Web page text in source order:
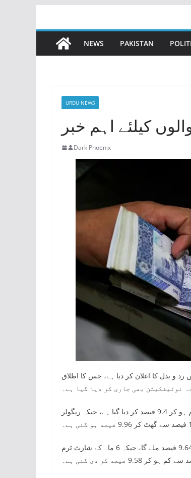
content
NEWS PAKISTAN
URDU NEWS
کیلئے اہم خبر
Dark Phoenix
و بدل کا اعلان کر دیا ہے، جس کا اطلاق
نوٹیفکیشن کے مطابق سپیشل سیونگز سرٹیفکیٹ پر سالانہ منافع 9.6 فیصد سے کم ہو کر 9.4 فیصد کر دیا گیا ہے، جبکہ ریگولر
اسی طرح 3 ماہ کے شارٹ ٹرم سیونگز سرٹیفکیٹ پر منافع 10 فیصد کے بجائے 9.64 فیصد ملے گا، جبکہ 6 ماہ کے شارٹ ٹرم